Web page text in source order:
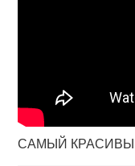
САМЫЙ